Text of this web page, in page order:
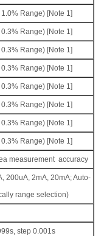
Range) [Note 1]
Range) [Note 1]
Range) [Note 1]
Range) [Note 1]
Range) [Note 1]
Range) [Note 1]
Range) [Note 1]
Range) [Note 1]
measurement accuracy
200uA, 2mA, 20mA; Auto-
range selection)
step 0.001s